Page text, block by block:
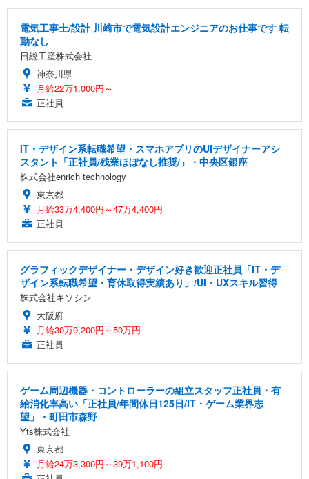
電気工事士/設計 川崎市で電気設計エンジニアのお仕事です 転
勤なし
日総工産株式会社
神奈川県
月給22万1,000円～
正社員
IT・デザイン系転職希望・スマホアプリのUIデザイナーアシ
スタント「正社員/残業ほぼなし推奨/」・中央区銀座
株式会社enrich technology
東京都
月給33万4,400円～47万4,400円
正社員
グラフィックデザイナー・デザイン好き歓迎正社員「IT・デ
ザイン系転職希望・育休取得実績あり」/UI・UXスキル習得
株式会社キソシン
大阪府
月給30万9,200円～50万円
正社員
ゲーム周辺機器・コントローラーの組立スタッフ正社員・有
給消化率高い「正社員/年間休日125日/IT・ゲーム業界志
望」・町田市森野
Yts株式会社
東京都
月給24万3,300円～39万1,100円